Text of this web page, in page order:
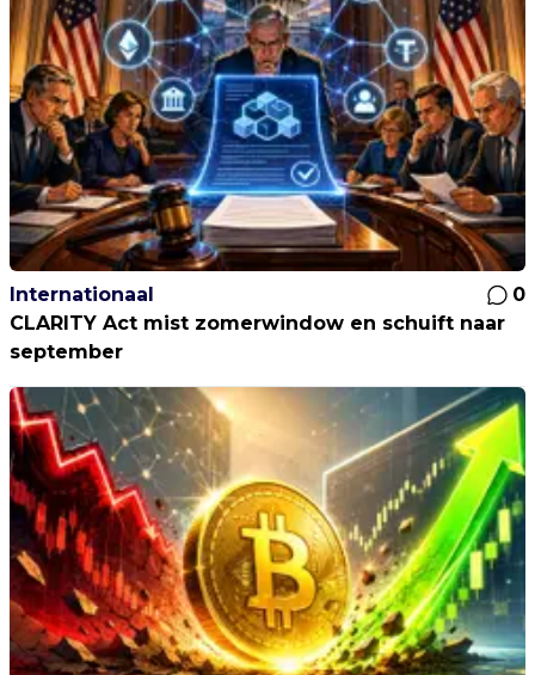
Internationaal
0
CLARITY Act mist zomerwindow en schuift naar
september